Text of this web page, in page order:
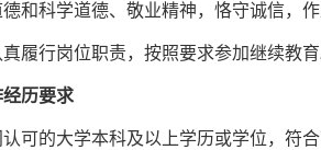
和科学道德、敬业精神，恪守诚信，作
履行岗位职责，按照要求参加继续教育
历要求
可的大学本科及以上学历或学位，符